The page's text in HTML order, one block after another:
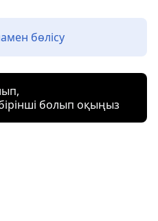
бөлісу
болып оқыңыз